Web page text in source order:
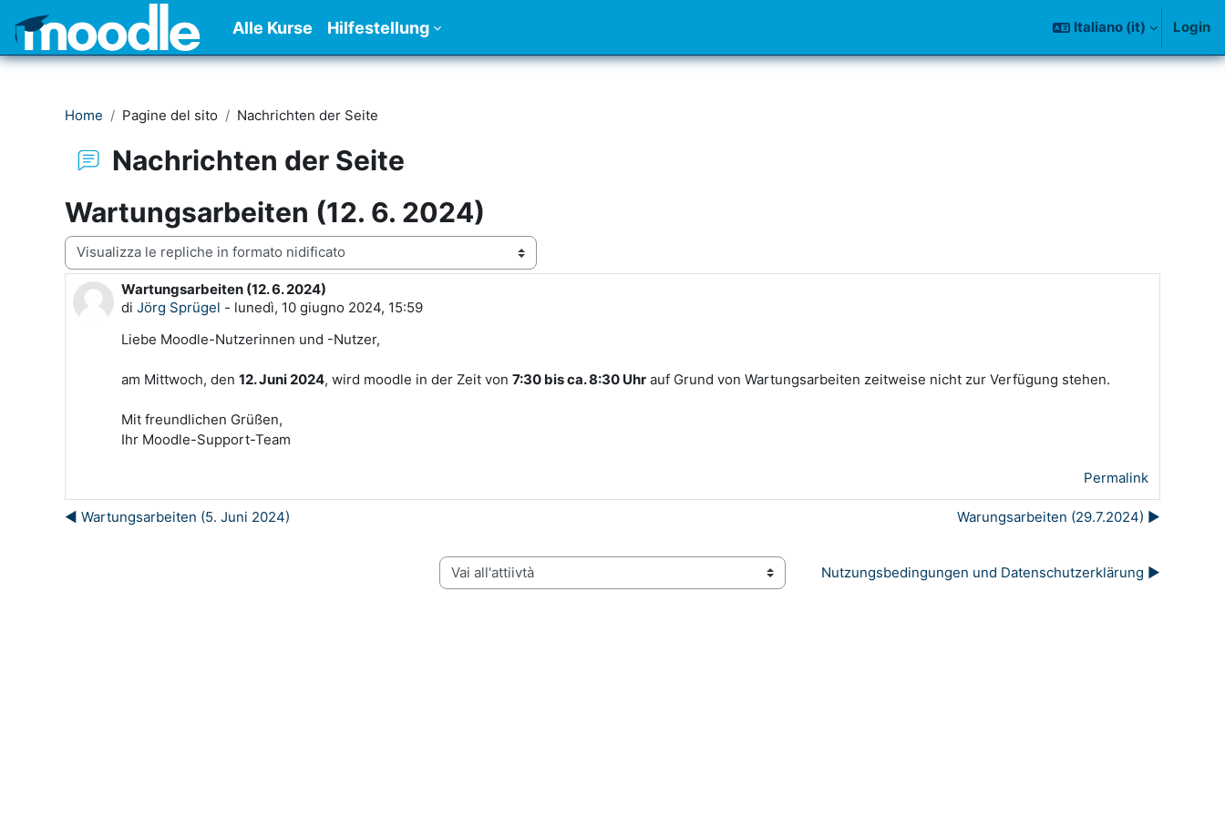
Vai al contenuto principale
Alle Kurse Hilfestellung Italiano ‎(it)‎ Login
Home Pagine del sito Nachrichten der Seite
Nachrichten der Seite
Wartungsarbeiten (12. 6. 2024)
Modalità visualizzazione
Wartungsarbeiten (12. 6. 2024)
di Jörg Sprügel - lunedì, 10 giugno 2024, 15:59
Numero di risposte: 0
Liebe Moodle-Nutzerinnen und -Nutzer,
am Mittwoch, den 12. Juni 2024, wird moodle in der Zeit von 7:30 bis ca. 8:30 Uhr auf Grund von Wartungsarbeiten zeitweise nicht zur Verfügung stehen.
Mit freundlichen Grüßen,
Ihr Moodle-Support-Team
Permalink
◀︎ Wartungsarbeiten (5. Juni 2024) Warungsarbeiten (29.7.2024) ▶︎
Vai all'attiivtà Nutzungsbedingungen und Datenschutzerklärung ▶︎